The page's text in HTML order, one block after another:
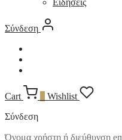
Σύνδεση
Cart
Wishlist
Σύνδεση
Όνομα χρήστη ή διεύθυνση